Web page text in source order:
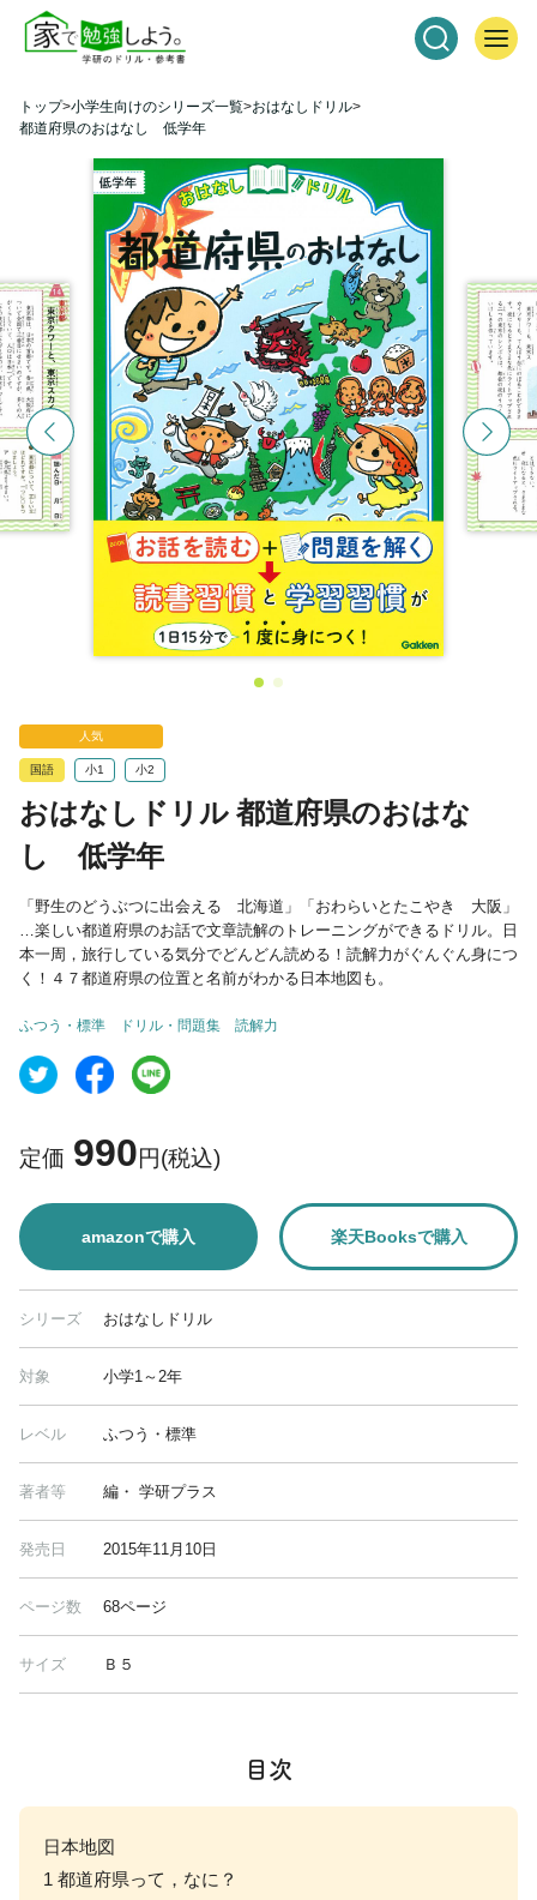
トップ 小学生向けのシリーズ一覧 おはなしドリル
都道府県のおはなし 低学年
人気
国語 小1 小2
おはなしドリル 都道府県のおはな
し 低学年
「野生のどうぶつに出会える 北海道」「おわらいとたこやき 大阪」
…楽しい都道府県のお話で文章読解のトレーニングができるドリル。日
本一周，旅行している気分でどんどん読める！読解力がぐんぐん身につ
く！４７都道府県の位置と名前がわかる日本地図も。
ふつう・標準 ドリル・問題集 読解力
定価 990円(税込)
amazonで購入 楽天Booksで購入
シリーズ おはなしドリル
対象 小学1～2年
レベル ふつう・標準
著者等 編・ 学研プラス
発売日 2015年11月10日
ページ数 68ページ
サイズ Ｂ５
目次
日本地図
1 都道府県って，なに？